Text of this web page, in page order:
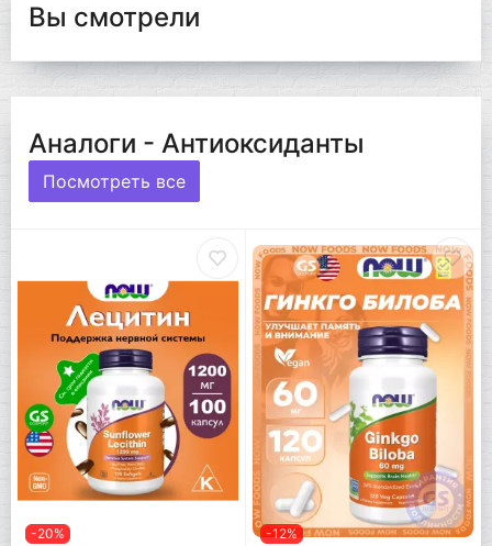
Вы смотрели
Аналоги - Антиоксиданты
Посмотреть все
-20% -12%